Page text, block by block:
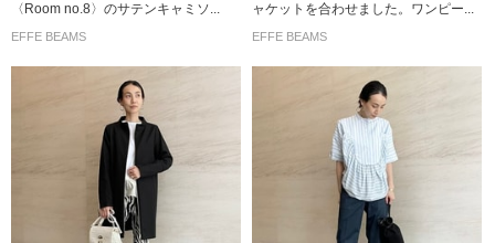
〈Room no.8〉のサテンキャミソ...
EFFE BEAMS
ャケットを合わせました。ワンピー...
EFFE BEAMS